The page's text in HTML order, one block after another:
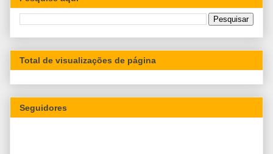
Total de visualizações de página
Seguidores